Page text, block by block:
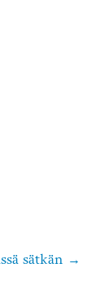
sätkän